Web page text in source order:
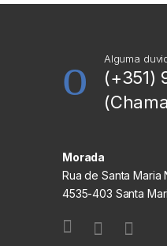
Alguma
(+351)
Morada
Rua de Santa Maria
4535-403 Santa